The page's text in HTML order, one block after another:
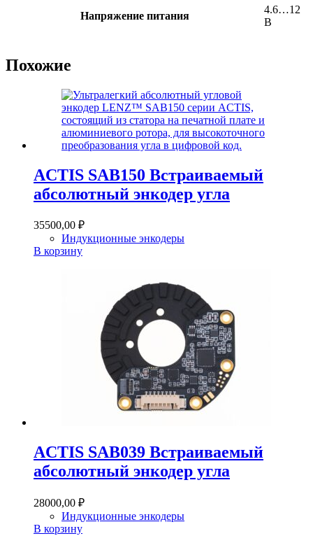
Напряжение питания
4.6…12
В
Похожие
ACTIS SAB150 Встраиваемый
абсолютный энкодер угла
35500,00 ₽
Индукционные энкодеры
В корзину
ACTIS SAB039 Встраиваемый
абсолютный энкодер угла
28000,00 ₽
Индукционные энкодеры
В корзину